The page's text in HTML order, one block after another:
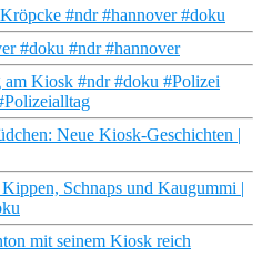
#ndr #hannover #doku
#doku #ndr #hannover
am Kiosk #ndr #doku #Polizei
Neue Kiosk-Geschichten |
Schnaps und Kaugummi |
mit seinem Kiosk reich